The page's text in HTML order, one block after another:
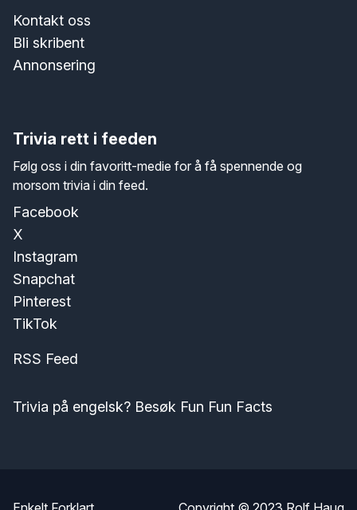
Kontakt oss
Bli skribent
Annonsering
Trivia rett i feeden
Følg oss i din favoritt-medie for å få spennende og
morsom trivia i din feed.
Facebook
X
Instagram
Snapchat
Pinterest
TikTok
RSS Feed
Trivia på engelsk? Besøk Fun Fun Facts